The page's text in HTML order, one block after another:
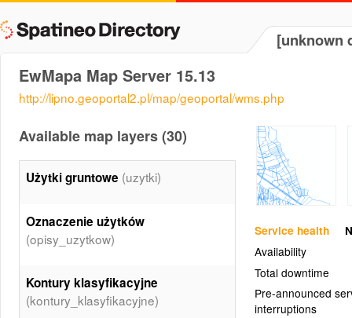
[unknown
EwMapa Map Server 15.13
http://lipno.geoportal2.pl/map/geoportal/wms.php
Service health
Availability
Total downtime
Pre-announced
interruptions
Available map layers (30)
Użytki gruntowe (uzytki)
Oznaczenie użytków
(opisy_uzytkow)
Kontury klasyfikacyjne
(kontury_klasyfikacyjne)